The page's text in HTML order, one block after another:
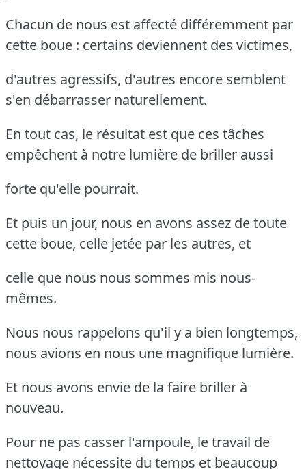
Chacun de nous est affecté différemment par
cette boue : certains deviennent des victimes,
d'autres agressifs, d'autres encore semblent
s'en débarrasser naturellement.
En tout cas, le résultat est que ces tâches
empêchent à notre lumière de briller aussi
forte qu'elle pourrait.
Et puis un jour, nous en avons assez de toute
cette boue, celle jetée par les autres, et
celle que nous nous sommes mis nous-
mêmes.
Nous nous rappelons qu'il y a bien longtemps,
nous avions en nous une magnifique lumière.
Et nous avons envie de la faire briller à
nouveau.
Pour ne pas casser l'ampoule, le travail de
nettoyage nécessite du temps et beaucoup